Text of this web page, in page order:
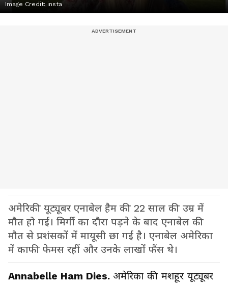
Image Credit: insta
अमेरिकी यूट्यूबर एनाबेल हैम की 22 साल की उम्र में
मौत हो गई। मिर्गी का दौरा पड़ने के बाद एनाबेल की
मौत से प्रशंसकों में मायूसी छा गई है। एनाबेल अमेरिका
में काफी फेमस रहीं और उनके लाखों फैंस थे।
Annabelle Ham Dies. अमेरिका की मशहूर यूट्यूबर